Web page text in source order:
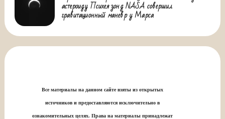
астероиду Психея зонд NASA совершил
гравитационный маневр у Марса
Все материалы на данном сайте взяты из открытых
источников и предоставляются исключительно в
ознакомительных целях. Права на материалы принадлежат